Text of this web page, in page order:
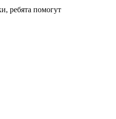
ребята помогут